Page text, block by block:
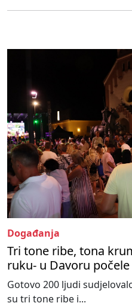
Događanja
Tri tone ribe, tona
ruku- u Davoru
Gotovo 200 ljudi
su tri tone ribe i...